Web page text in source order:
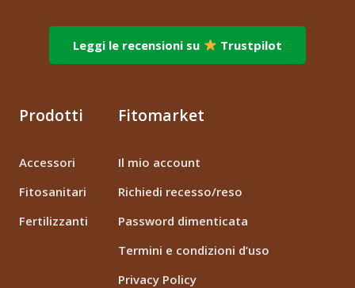
Leggi le recensioni su Trustpilot
Prodotti
Accessori
Fitosanitari
Fertilizzanti
Fitomarket
Il mio account
Richiedi recesso/reso
Password dimenticata
Termini e condizioni d’uso
Privacy Policy